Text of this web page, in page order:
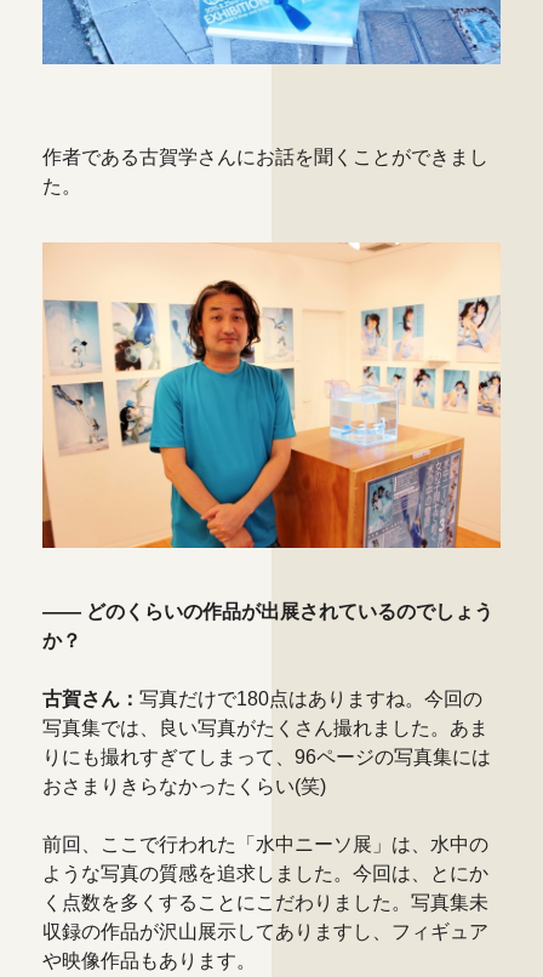
作者である古賀学さんにお話を聞くことができまし
た。
―― どのくらいの作品が出展されているのでしょう
か？
古賀さん： 写真だけで180点はありますね。今回の
写真集では、良い写真がたくさん撮れました。あま
りにも撮れすぎてしまって、96ページの写真集には
おさまりきらなかったくらい(笑)
前回、ここで行われた「水中ニーソ展」は、水中の
ような写真の質感を追求しました。今回は、とにか
く点数を多くすることにこだわりました。写真集未
収録の作品が沢山展示してありますし、フィギュア
や映像作品もあります。